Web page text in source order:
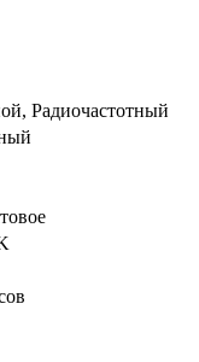
Радиочастотный